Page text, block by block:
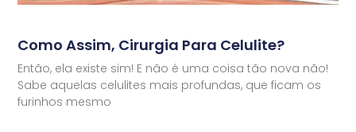
Como Assim, Cirurgia Para Celulite?
Então, ela existe sim! E não é uma coisa tão nova não!
Sabe aquelas celulites mais profundas, que ficam os
furinhos mesmo